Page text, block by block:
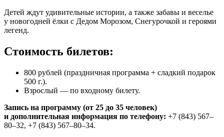
Детей ждут удивительные истории, а также забавы и веселье
у новогодней ёлки с Дедом Морозом, Снегурочкой и героями
легенд.
Стоимость билетов:
800 рублей (праздничная программа + сладкий подарок
500 г.).
Взрослый — по входному билету.
Запись на программу (от 25 до 35 человек)
и дополнительная информация по телефону: +7 (843) 567–
80–32, +7 (843) 567–80–34.